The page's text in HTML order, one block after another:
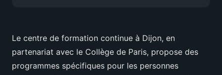
Le centre de formation continue à Dijon, en
partenariat avec le Collège de Paris, propose des
programmes spécifiques pour les personnes